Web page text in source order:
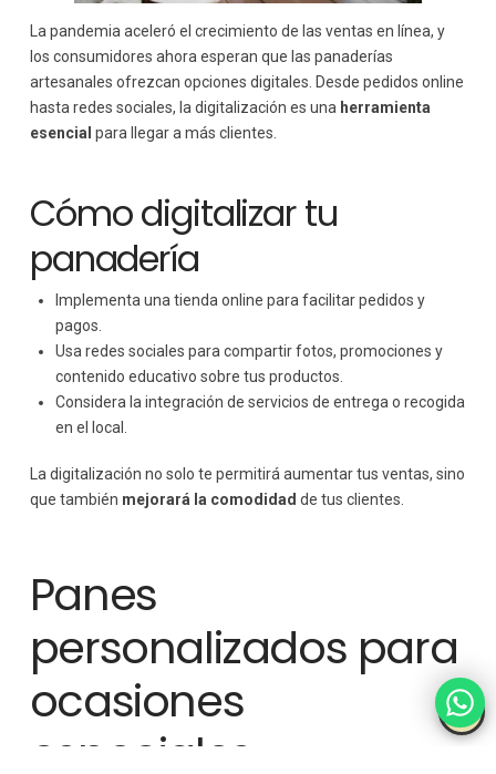
La pandemia aceleró el crecimiento de las ventas en línea, y
los consumidores ahora esperan que las panaderías
artesanales ofrezcan opciones digitales. Desde pedidos online
hasta redes sociales, la digitalización es una herramienta
esencial para llegar a más clientes.
Cómo digitalizar tu
panadería
Implementa una tienda online para facilitar pedidos y
pagos.
Usa redes sociales para compartir fotos, promociones y
contenido educativo sobre tus productos.
Considera la integración de servicios de entrega o recogida
en el local.
La digitalización no solo te permitirá aumentar tus ventas, sino
que también mejorará la comodidad de tus clientes.
Panes
personalizados para
ocasiones
especiales